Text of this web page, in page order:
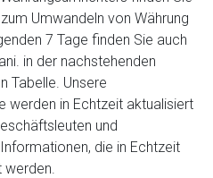
Umwandeln von Währung
7 Tage finden Sie auch
in der nachstehenden
Tabelle. Unsere
werden in Echtzeit aktualisiert
und
die in Echtzeit
werden.